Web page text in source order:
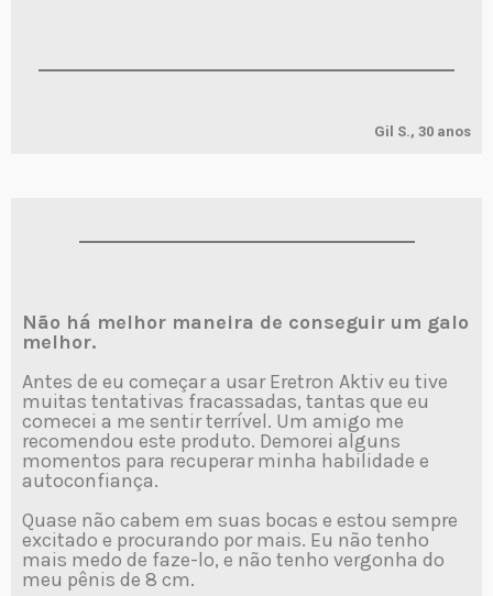
Gil S., 30 anos
Não há melhor maneira de conseguir um galo
melhor.
Antes de eu começar a usar Eretron Aktiv eu tive
muitas tentativas fracassadas, tantas que eu
comecei a me sentir terrível. Um amigo me
recomendou este produto. Demorei alguns
momentos para recuperar minha habilidade e
autoconfiança.
Quase não cabem em suas bocas e estou sempre
excitado e procurando por mais. Eu não tenho
mais medo de faze-lo, e não tenho vergonha do
meu pênis de 8 cm.